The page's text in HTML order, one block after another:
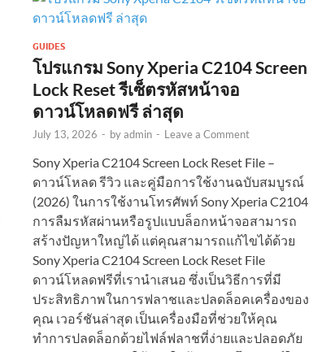
GUIDES
โปรแกรม Sony Xperia C2104 Screen
Lock Reset รีเซ็ตรหัสหน้าจอ
ดาวน์โหลดฟรี ล่าสุด
July 13, 2026 - byadmin - Leave a Comment
Sony Xperia C2104 Screen Lock Reset File –
ดาวน์โหลด รีวิว และคู่มือการใช้งานฉบับสมบูรณ์
(2026) ในการใช้งานโทรศัพท์ Sony Xperia C2104
การลืมรหัสผ่านหรือรูปแบบล็อกหน้าจอสามารถ
สร้างปัญหาใหญ่ได้ แต่คุณสามารถแก้ไขได้ด้วย
Sony Xperia C2104 Screen Lock Reset File
ดาวน์โหลดฟรีที่เรานำเสนอ ซึ่งเป็นวิธีการที่มี
ประสิทธิภาพในการฟลาชและปลดล็อคเครื่องของ
คุณ เวอร์ชันล่าสุด เป็นเครื่องมือที่ช่วยให้คุณ
ทำการปลดล็อกด้วยไฟล์ฟลาชที่ง่ายและปลอดภัย